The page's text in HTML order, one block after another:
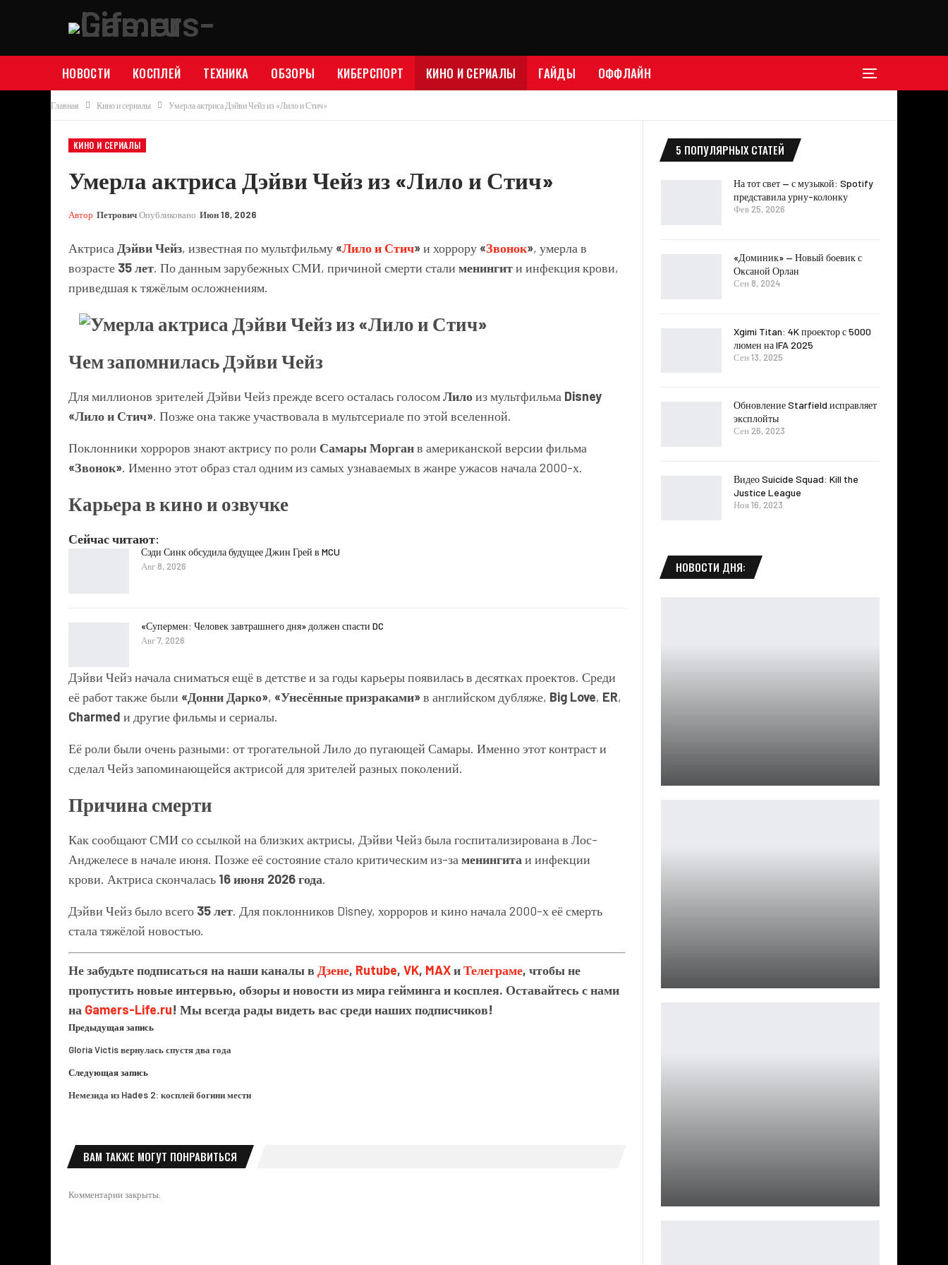
НОВОСТИ КОСПЛЕЙ ТЕХНИКА ОБЗОРЫ КИБЕРСПОРТ КИНО И СЕРИАЛЫ ГАЙДЫ ОФФЛАЙН
Главная Кино и сериалы Умерла актриса Дэйви Чейз из «Лило и Стич»
КИНО И СЕРИАЛЫ
Умерла актриса Дэйви Чейз из «Лило и Стич»
Автор ПетровичОпубликовано Июн 18, 2026
Актриса Дэйви Чейз, известная по мультфильму «Лило и Стич»и хоррору «Звонок», умерла в
возрасте 35 лет. По данным зарубежных СМИ, причиной смерти стали менингити инфекция крови,
приведшая к тяжёлым осложнениям.
Чем запомнилась Дэйви Чейз
Для миллионов зрителей Дэйви Чейз прежде всего осталась голосомЛилоиз мультфильма Disney
«Лило и Стич». Позже она также участвовала в мультсериале по этой вселенной.
Поклонники хорроров знают актрису по роли Самары Морганв американской версии фильма
«Звонок». Именно этот образ стал одним из самых узнаваемых в жанре ужасов начала 2000-х.
Карьера в кино и озвучке
Сейчас читают:
Сэди Синк обсудила будущее Джин Грей в MCU
Авг 8, 2026
«Супермен: Человек завтрашнего дня» должен спасти DC
Авг 7, 2026
Дэйви Чейз начала сниматься ещё в детстве и за годы карьеры появилась в десятках проектов. Среди
её работ также были «Донни Дарко», «Унесённые призраками»в английском дубляже, Big Love, ER,
Charmed и другие фильмы и сериалы.
Её роли были очень разными: от трогательной Лило до пугающей Самары. Именно этот контраст и
сделал Чейз запоминающейся актрисой для зрителей разных поколений.
Причина смерти
Как сообщают СМИ со ссылкой на близких актрисы, Дэйви Чейз была госпитализирована в Лос-
Анджелесе в начале июня. Позже её состояние стало критическим из-за менингита и инфекции
крови. Актриса скончалась 16 июня 2026 года.
Дэйви Чейз было всего 35 лет. Для поклонников Disney, хорроров и кино начала 2000-х её смерть
стала тяжёлой новостью.
Не забудьте подписаться на наши каналы в Дзене, Rutube, VK, MAXиТелеграме, чтобы не
пропустить новые интервью, обзоры и новости из мира гейминга и косплея. Оставайтесь с нами
на Gamers-Life.ru! Мы всегда рады видеть вас среди наших подписчиков!
Предыдущая запись
Gloria Victis вернулась спустя два года
Следующая запись
Немезида из Hades 2: косплей богини мести
ВАМ ТАКЖЕ МОГУТ ПОНРАВИТЬСЯ
Комментарии закрыты.
5 ПОПУЛЯРНЫХ СТАТЕЙ
На тот свет — с музыкой: Spotify
представила урну-колонку
Фев 25, 2026
«Доминик» — Новый боевик с
Оксаной Орлан
Сен 8, 2024
Xgimi Titan: 4K проектор с 5000
люмен на IFA 2025
Сен 13, 2025
Обновление Starfield исправляет
эксплойты
Сен 26, 2023
Видео Suicide Squad: Kill the
Justice League
Ноя 16, 2023
НОВОСТИ ДНЯ: